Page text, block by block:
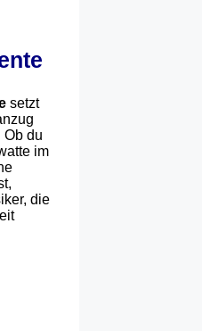
setzt
Ob du
im
die